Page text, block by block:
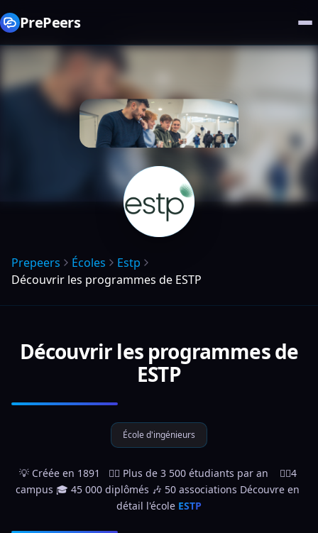
PrePeers
Prepeers Écoles
Estp
Découvrir les programmes de ESTP
Découvrir les programmes de
ESTP
École d'ingénieurs
💡 Créée en 1891   👷‍♀️ Plus de 3 500 étudiants par an    👉🏼4
campus 🎓 45 000 diplômés 🎶 50 associations Découvre en
détail l'école ESTP